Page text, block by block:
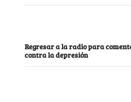
Regresar a la radio para
contra la depresión